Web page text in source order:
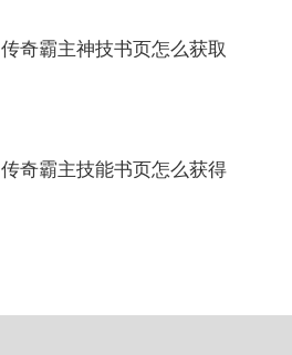
传奇霸主神技书页怎么获取
传奇霸主技能书页怎么获得